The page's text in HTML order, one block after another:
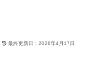
最終更新日：2026年4月17日